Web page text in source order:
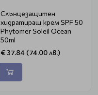
Слънцезащитен
хидратиращ крем SPF 50
Phytomer Soleil Ocean
50ml
€ 37.84 (74.00 лв.)